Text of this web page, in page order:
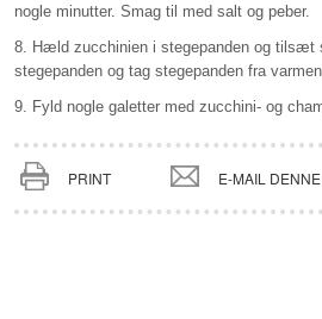
nogle minutter. Smag til med salt og peber.
8. Hæld zucchinien i stegepanden og tilsæt
stegepanden og tag stegepanden fra
9. Fyld nogle galetter med zucchini- og
PRINT E-MAIL